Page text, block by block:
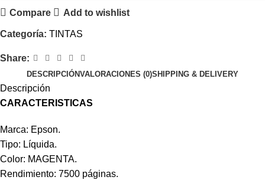
Compare Add to wishlist
Categoría: TINTAS
Share:
DESCRIPCIÓNVALORACIONES (0)SHIPPING & DELIVERY
Descripción
CARACTERISTICAS
Marca: Epson.
Tipo: Líquida.
Color: MAGENTA.
Rendimiento: 7500 páginas.